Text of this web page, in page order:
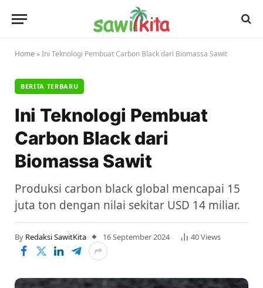
Home »Ini Teknologi Pembuat Carbon Black dari Biomassa Sawit
BERITA TERBARU
Ini Teknologi Pembuat
Carbon Black dari
Biomassa Sawit
Produksi carbon black global mencapai 15
juta ton dengan nilai sekitar USD 14 miliar.
By Redaksi SawitKita 16 September 2024 40Views